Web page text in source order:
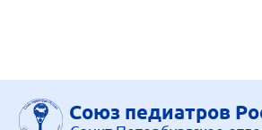
Союз педиатров